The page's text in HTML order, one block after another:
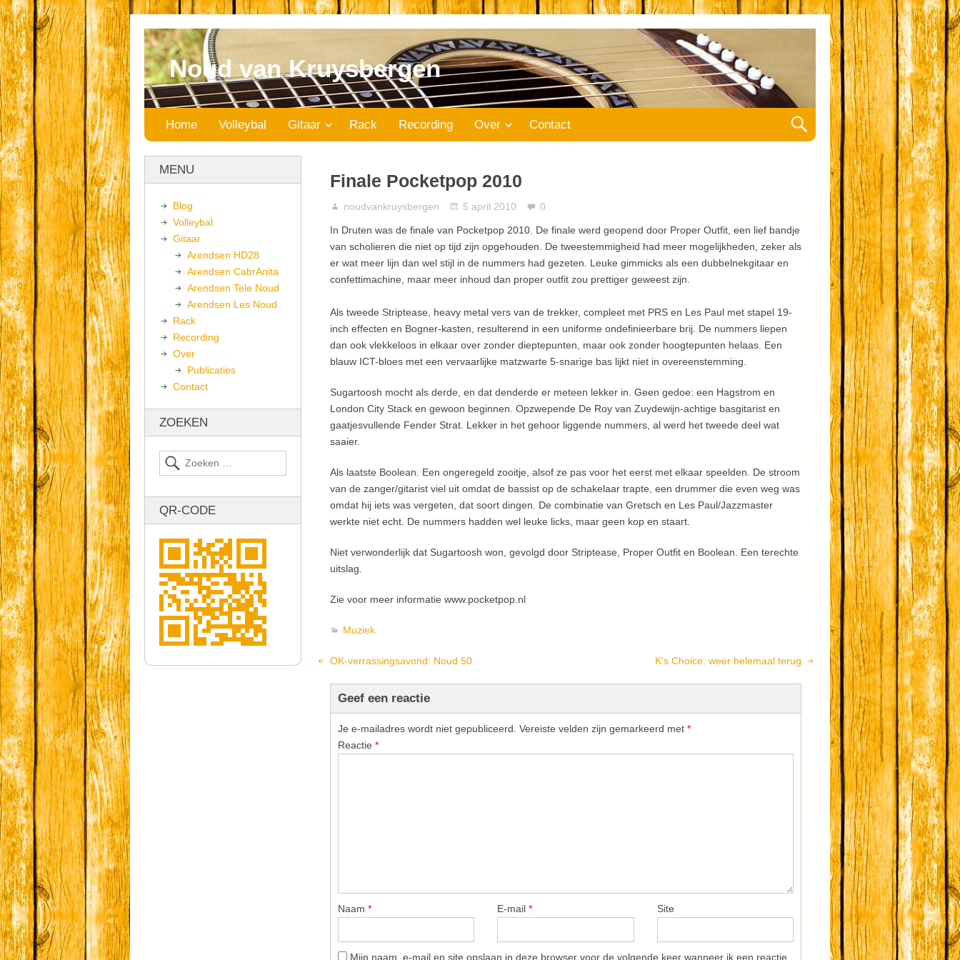
Noud van Kruysbergen
Home Volleybal Gitaar Rack Recording Over Contact
Finale Pocketpop 2010
noudvankruysbergen 5 april 2010 0
In Druten was de finale van Pocketpop 2010. De finale werd geopend door Proper Outfit, een lief bandje
van scholieren die niet op tijd zijn opgehouden. De tweestemmigheid had meer mogelijkheden, zeker als
er wat meer lijn dan wel stijl in de nummers had gezeten. Leuke gimmicks als een dubbelnekgitaar en
confettimachine, maar meer inhoud dan proper outfit zou prettiger geweest zijn.
Als tweede Striptease, heavy metal vers van de trekker, compleet met PRS en Les Paul met stapel 19-
inch effecten en Bogner-kasten, resulterend in een uniforme ondefinieerbare brij. De nummers liepen
dan ook vlekkeloos in elkaar over zonder dieptepunten, maar ook zonder hoogtepunten helaas. Een
blauw ICT-bloes met een vervaarlijke matzwarte 5-snarige bas lijkt niet in overeenstemming.
Sugartoosh mocht als derde, en dat denderde er meteen lekker in. Geen gedoe: een Hagstrom en
London City Stack en gewoon beginnen. Opzwepende De Roy van Zuydewijn-achtige basgitarist en
gaatjesvullende Fender Strat. Lekker in het gehoor liggende nummers, al werd het tweede deel wat
saaier.
Als laatste Boolean. Een ongeregeld zooitje, alsof ze pas voor het eerst met elkaar speelden. De stroom
van de zanger/gitarist viel uit omdat de bassist op de schakelaar trapte, een drummer die even weg was
omdat hij iets was vergeten, dat soort dingen. De combinatie van Gretsch en Les Paul/Jazzmaster
werkte niet echt. De nummers hadden wel leuke licks, maar geen kop en staart.
Niet verwonderlijk dat Sugartoosh won, gevolgd door Striptease, Proper Outfit en Boolean. Een terechte
uitslag.
Zie voor meer informatie www.pocketpop.nl
Muziek
OK-verrassingsavond: Noud 50 K’s Choice: weer helemaal terug
Geef een reactie
Je e-mailadres wordt niet gepubliceerd. Vereiste velden zijn gemarkeerd met *
Reactie *
Naam * E-mail* Site
Mijn naam, e-mail en site opslaan in deze browser voor de volgende keer wanneer ik een reactie
MENU
Blog
Volleybal
Gitaar
Arendsen HD28
Arendsen CabrAnita
Arendsen Tele Noud
Arendsen Les Noud
Rack
Recording
Over
Publicaties
Contact
ZOEKEN
QR-CODE